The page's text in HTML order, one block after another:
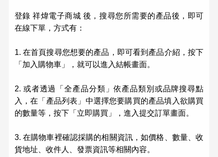
登錄 祥煒電子商城 後，搜尋您所需要的產品後，即可
在線下單，方式有：
1. 在首頁搜尋您想要的產品，即可看到產品介紹，按下
「加入購物車」，就可以進入結帳畫面。
2. 或者透過「全產品分類」依產品類別或品牌搜尋點
入，在「產品列表」中選擇您要購買的產品填入欲購買
的數量等，按下「立即購買」，進入提交訂單畫面。
3. 在購物車裡確認採購的相關資訊，如價格、數量、收
貨地址、收件人、發票資訊等相關內容。